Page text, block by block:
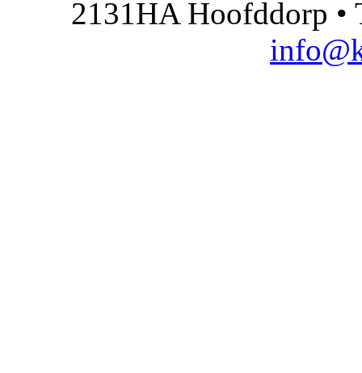
2131HA Hoofddorp •